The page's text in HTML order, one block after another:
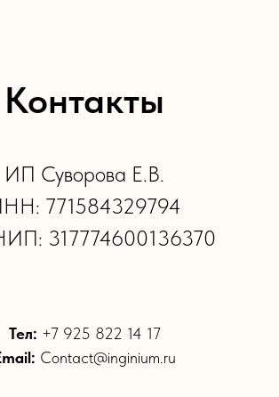
Контакты
ИП Суворова Е.В.
771584329794
317774600136370
Тел: +7 925 822 14 17
Contact@inginium.ru